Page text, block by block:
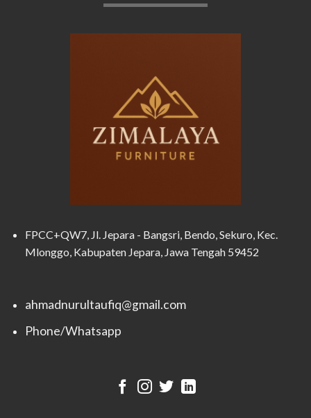
FPCC+QW7, Jl. Jepara - Bangsri, Bendo, Sekuro, Kec.
Mlonggo, Kabupaten Jepara, Jawa Tengah 59452
ahmadnurultaufiq@gmail.com
Phone/Whatsapp